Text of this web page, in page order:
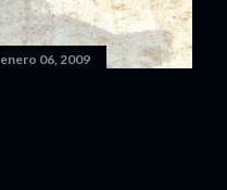
enero 06, 2009